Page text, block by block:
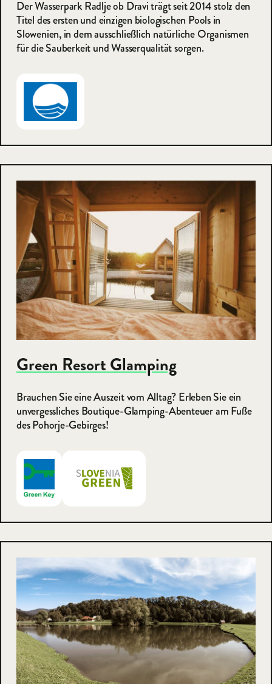
Der Wasserpark Radlje ob Dravi trägt seit 2014 stolz den
Titel des ersten und einzigen biologischen Pools in
Slowenien, in dem ausschließlich natürliche Organismen
für die Sauberkeit und Wasserqualität sorgen.
Green Resort Glamping
Brauchen Sie eine Auszeit vom Alltag? Erleben Sie ein
unvergessliches Boutique-Glamping-Abenteuer am Fuße
des Pohorje-Gebirges!